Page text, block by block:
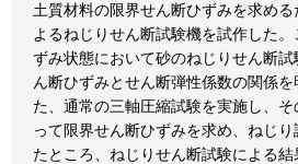
土質材料の限界せん断ひずみを求め
よるねじりせん断試験機を試作した
ずみ状態において砂のねじりせん断
ん断ひずみとせん断弾性係数の関係を
た、通常の三軸圧縮試験を実施し、そ
って限界せん断ひずみを求め、ねじ
たところ、ねじりせん断試験による